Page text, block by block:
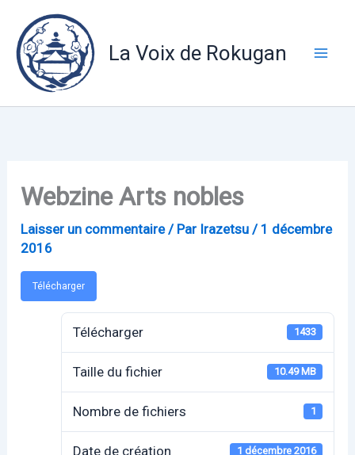
contenu
La Voix de Rokugan
Webzine Arts nobles
Laisser un commentaire / Par Irazetsu / 1 décembre
2016
Télécharger
Télécharger 1433
Taille du fichier 10.49 MB
Nombre de fichiers 1
Date de création 1 décembre 2016